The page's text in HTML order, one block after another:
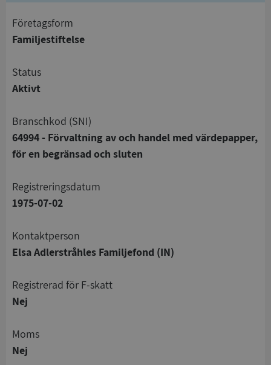
företagsform
Familjestiftelse
status
Aktivt
branschkod (SNI)
64994 - Förvaltning av och handel med värdepapper,
för en begränsad och sluten
registreringsdatum
1975-07-02
Kontaktperson
Elsa Adlerstråhles Familjefond (IN)
registrerad för F-skatt
Nej
Moms
Nej